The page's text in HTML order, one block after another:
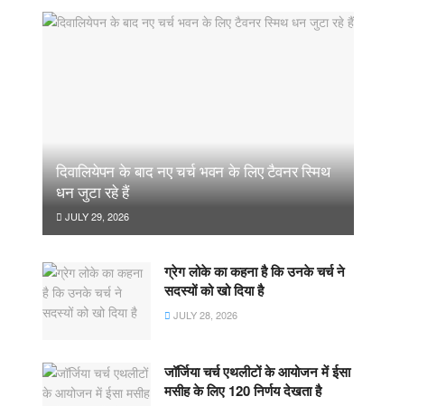
दिवालियेपन के बाद नए चर्च भवन के लिए टैवनर स्मिथ
धन जुटा रहे हैं
JULY 29, 2026
ग्रेग लोके का कहना है कि उनके चर्च ने
सदस्यों को खो दिया है
JULY 28, 2026
जॉर्जिया चर्च एथलीटों के आयोजन में ईसा
मसीह के लिए 120 निर्णय देखता है